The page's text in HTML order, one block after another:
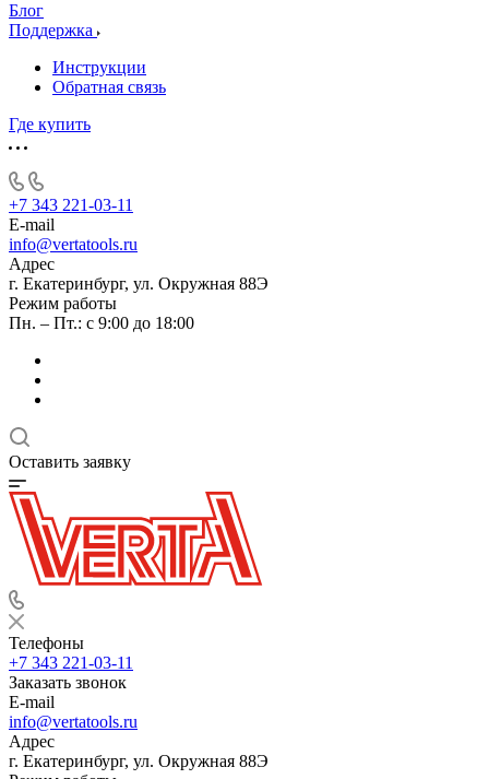
Блог
Поддержка
Инструкции
Обратная связь
Где купить
+7 343 221-03-11
E-mail
info@vertatools.ru
Адрес
г. Екатеринбург, ул. Окружная 88Э
Режим работы
Пн. – Пт.: с 9:00 до 18:00
Оставить заявку
Телефоны
+7 343 221-03-11
Заказать звонок
E-mail
info@vertatools.ru
Адрес
г. Екатеринбург, ул. Окружная 88Э